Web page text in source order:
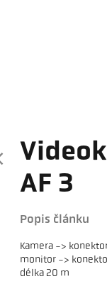
AF 3
Popis článku
Kamera -> konektor
monitor ->
délka 20 m